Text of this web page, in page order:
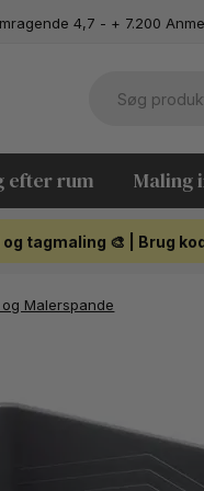
4,7 - + 7.200
efter rum Maling
tagmaling 🎨 | Brug
Malerspande